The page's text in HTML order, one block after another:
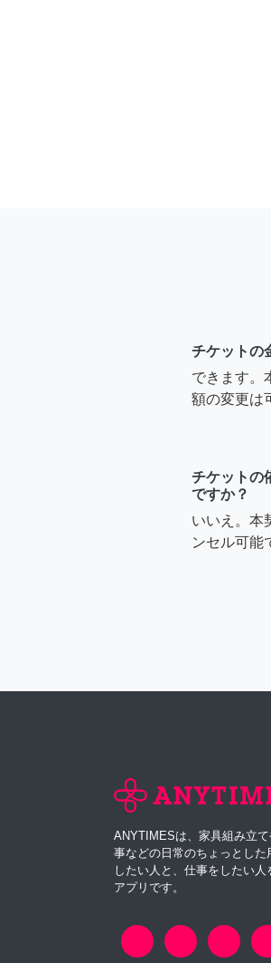
チケットの
できます。
額の変更は
チケットの
ですか？
いいえ。本
ンセル可能
ANYTIMESは、家具組み立
事などの日常のちょっとした
したい人と、仕事をしたい人
アプリです。